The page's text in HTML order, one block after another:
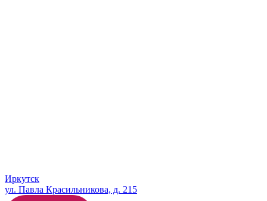
Иркутск
ул. Павла Красильникова, д. 215